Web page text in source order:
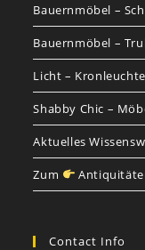
Bauernmöbel –
Bauernmöbel –
Licht –
Shabby Chic –
Aktuelles
Zum
Contact Info